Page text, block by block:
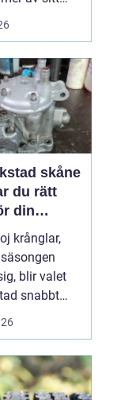
skåne
du rätt
din
krånglar,
blir valet
snabbt
En MC-v...